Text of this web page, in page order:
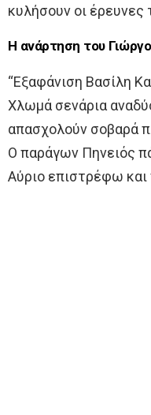
κυλήσουν οι έρευνες
Η ανάρτηση του
“Εξαφάνιση Βασίλη
Χλωμά σενάρια
απασχολούν σοβαρά
Ο παράγων Πηνειός
Αύριο επιστρέφω και